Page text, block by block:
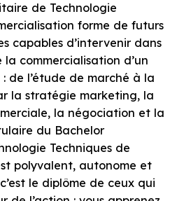
de Technologie
forme de futurs
capables d’intervenir dans
commercialisation d’un
: de l’étude de marché à la
la stratégie marketing, la
la négociation et la
du Bachelor
Techniques de
polyvalent, autonome et
le diplôme de ceux qui